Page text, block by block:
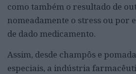
como também o resultado de
nomeadamente o stress ou por
de dado medicamento.
Assim, desde champôs e
especiais, a indústria